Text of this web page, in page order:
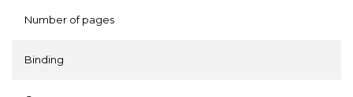
Number of pages
Binding